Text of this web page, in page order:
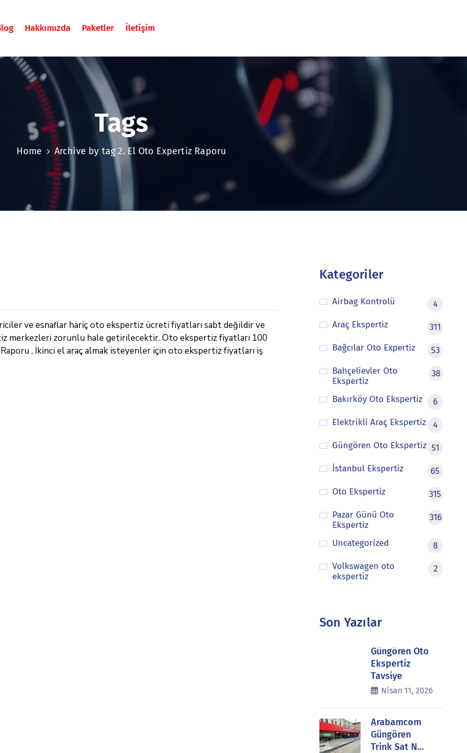
Hakkımızda Paketler İletişim
Tags
Home Archive by tag 2. El Oto Expertiz Raporu
ve esnaflar hariç oto ekspertiz ücreti fiyatları sabt değildir ve
merkezleri zorunlu hale getirilecektir. Oto ekspertiz fiyatları 100
, İkinci el araç almak isteyenler için oto ekspertiz fiyatları iş
Kategoriler
Airbag Kontrolü
4
Araç Ekspertiz
311
Bağcılar Oto Expertiz
53
Bahçelievler Oto
Ekspertiz
38
Bakırköy Oto Ekspertiz
6
Elektrikli Araç Ekspertiz
4
Güngören Oto Ekspertiz 51
İstanbul Ekspertiz
65
Oto Ekspertiz
315
Pazar Günü Oto
Ekspertiz
316
Uncategorized
8
Volkswagen oto
ekspertiz
2
Son Yazılar
Güngören Oto
Ekspertiz
Tavsiye
Nisan 11, 2026
Arabamcom
Güngören
Trink Sat N…